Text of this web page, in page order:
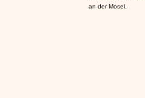
an der Mosel.